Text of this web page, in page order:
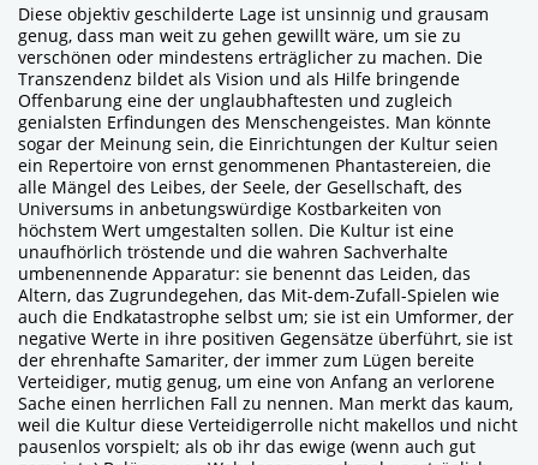
Diese objektiv geschilderte Lage ist unsinnig und grausam
genug, dass man weit zu gehen gewillt wäre, um sie zu
verschönen oder mindestens erträglicher zu machen. Die
Transzendenz bildet als Vision und als Hilfe bringende
Offenbarung eine der unglaubhaftesten und zugleich
genialsten Erfindungen des Menschengeistes. Man könnte
sogar der Meinung sein, die Einrichtungen der Kultur seien
ein Repertoire von ernst genommenen Phantastereien, die
alle Mängel des Leibes, der Seele, der Gesellschaft, des
Universums in anbetungswürdige Kostbarkeiten von
höchstem Wert umgestalten sollen. Die Kultur ist eine
unaufhörlich tröstende und die wahren Sachverhalte
umbenennende Apparatur: sie benennt das Leiden, das
Altern, das Zugrundegehen, das Mit-dem-Zufall-Spielen wie
auch die Endkatastrophe selbst um; sie ist ein Umformer, der
negative Werte in ihre positiven Gegensätze überführt, sie ist
der ehrenhafte Samariter, der immer zum Lügen bereite
Verteidiger, mutig genug, um eine von Anfang an verlorene
Sache einen herrlichen Fall zu nennen. Man merkt das kaum,
weil die Kultur diese Verteidigerrolle nicht makellos und nicht
pausenlos vorspielt; als ob ihr das ewige (wenn auch gut